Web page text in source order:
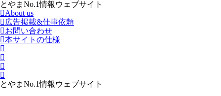
とやまNo.1情報ウェブサイト
About us
広告掲載&仕事依頼
お問い合わせ
本サイトの仕様
とやまNo.1情報ウェブサイト